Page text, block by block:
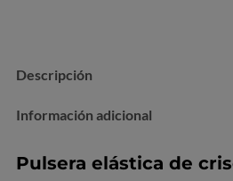
Descripción
Información adicional
Pulsera elástica de